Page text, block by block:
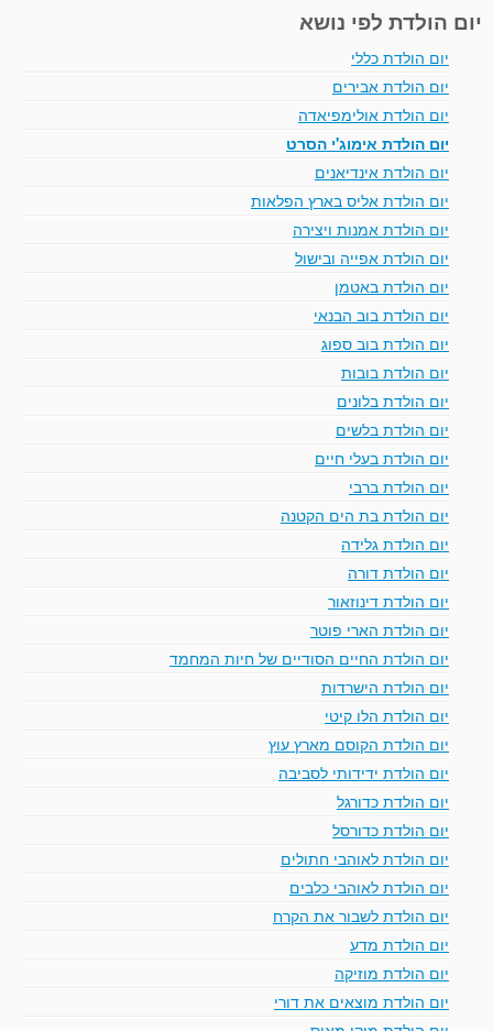
יום הולדת לפי נושא
יום הולדת כללי
יום הולדת אבירים
יום הולדת אולימפיאדה
יום הולדת אימוג'י הסרט
יום הולדת אינדיאנים
יום הולדת אליס בארץ הפלאות
יום הולדת אמנות ויצירה
יום הולדת אפייה ובישול
יום הולדת באטמן
יום הולדת בוב הבנאי
יום הולדת בוב ספוג
יום הולדת בובות
יום הולדת בלונים
יום הולדת בלשים
יום הולדת בעלי חיים
יום הולדת ברבי
יום הולדת בת הים הקטנה
יום הולדת גלידה
יום הולדת דורה
יום הולדת דינוזאור
יום הולדת הארי פוטר
יום הולדת החיים הסודיים של חיות המחמד
יום הולדת הישרדות
יום הולדת הלו קיטי
יום הולדת הקוסם מארץ עוץ
יום הולדת ידידותי לסביבה
יום הולדת כדורגל
יום הולדת כדורסל
יום הולדת לאוהבי חתולים
יום הולדת לאוהבי כלבים
יום הולדת לשבור את הקרח
יום הולדת מדע
יום הולדת מוזיקה
יום הולדת מוצאים את דורי